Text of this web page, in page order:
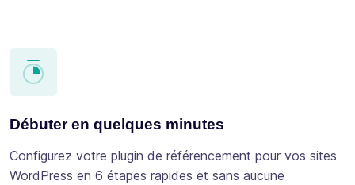
Débuter en quelques minutes
Configurez votre plugin de référencement pour vos sites
WordPress en 6 étapes rapides et sans aucune